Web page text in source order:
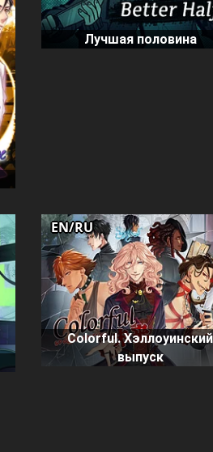
Лучшая половина
Colorful. Хэллоуинский
выпуск
EN/RU